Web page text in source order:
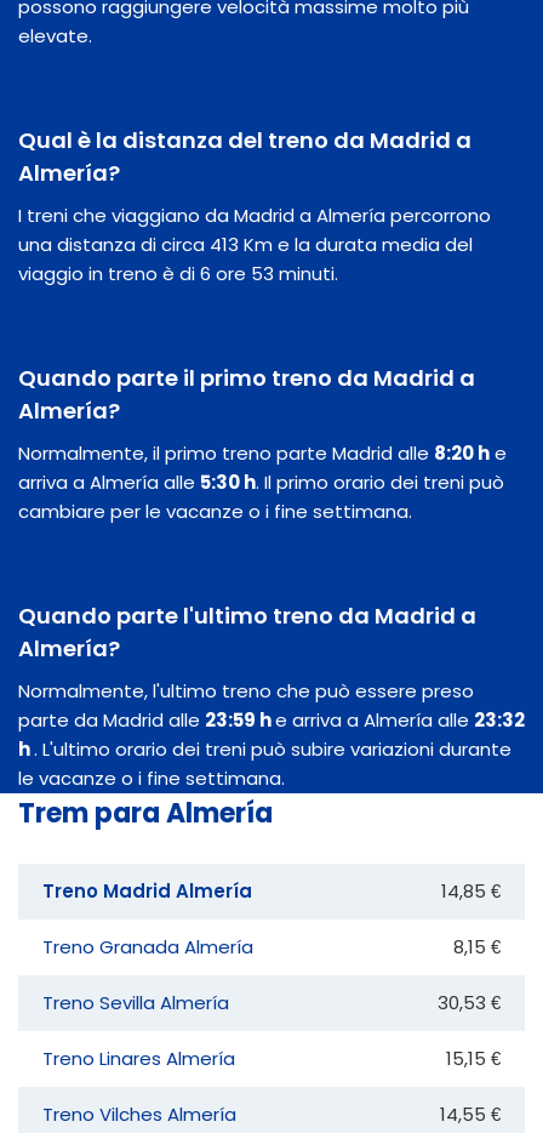
possono raggiungere velocità massime molto più
elevate.
Qual è la distanza del treno da Madrid a
Almería?
I treni che viaggiano da Madrid a Almería percorrono
una distanza di circa 413 Km e la durata media del
viaggio in treno è di 6 ore 53 minuti.
Quando parte il primo treno da Madrid a
Almería?
Normalmente, il primo treno parte Madrid alle 8:20 he
arriva a Almería alle 5:30 h. Il primo orario dei treni può
cambiare per le vacanze o i fine settimana.
Quando parte l'ultimo treno da Madrid a
Almería?
Normalmente, l'ultimo treno che può essere preso
parte da Madrid alle 23:59 he arriva a Almería alle 23:32
h. L'ultimo orario dei treni può subire variazioni durante
le vacanze o i fine settimana.
Trem para Almería
Treno Madrid Almería 14,85 €
Treno Granada Almería 8,15 €
Treno Sevilla Almería 30,53 €
Treno Linares Almería 15,15 €
Treno Vilches Almería 14,55 €